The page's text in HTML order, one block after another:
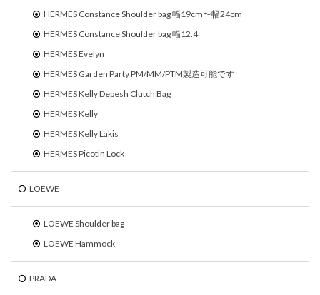
HERMES Constance Shoulder bag 幅19cm〜幅24cm
HERMES Constance Shoulder bag 幅12.4
HERMES Evelyn
HERMES Garden Party PM/MM/PTM製造可能です
HERMES Kelly Depesh Clutch Bag
HERMES Kelly
HERMES Kelly Lakis
HERMES Picotin Lock
LOEWE
LOEWE Shoulder bag
LOEWE Hammock
PRADA